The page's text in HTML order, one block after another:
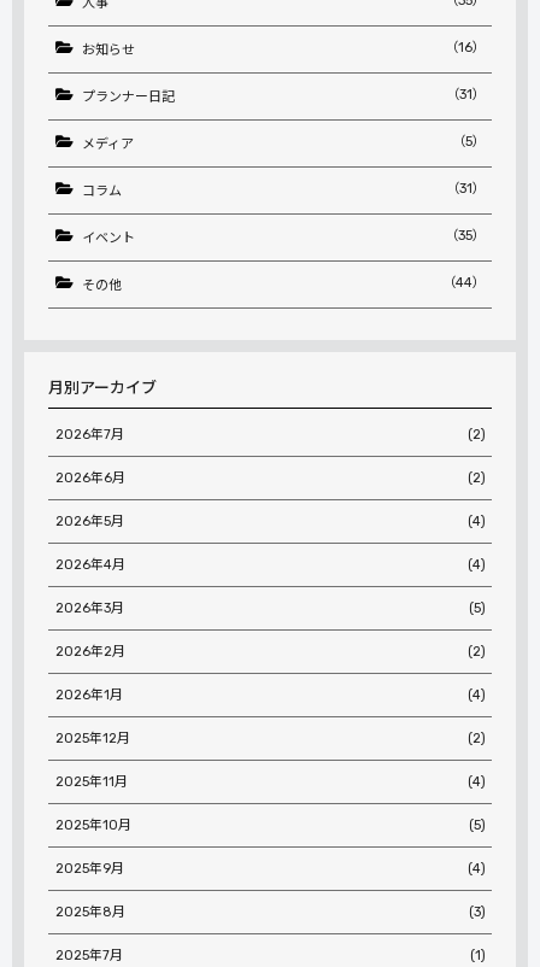
お知らせ （16）
プランナー日記 （31）
メディア （5）
コラム （31）
イベント （35）
その他 （44）
月別アーカイブ
2026年7月 (2)
2026年6月 (2)
2026年5月 (4)
2026年4月 (4)
2026年3月 (5)
2026年2月 (2)
2026年1月 (4)
2025年12月 (2)
2025年11月 (4)
2025年10月 (5)
2025年9月 (4)
2025年8月 (3)
2025年7月 (1)